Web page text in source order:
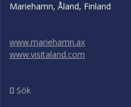
Mariehamn, Åland, Finland
www.mariehamn.ax
www.visitaland.com
Sök